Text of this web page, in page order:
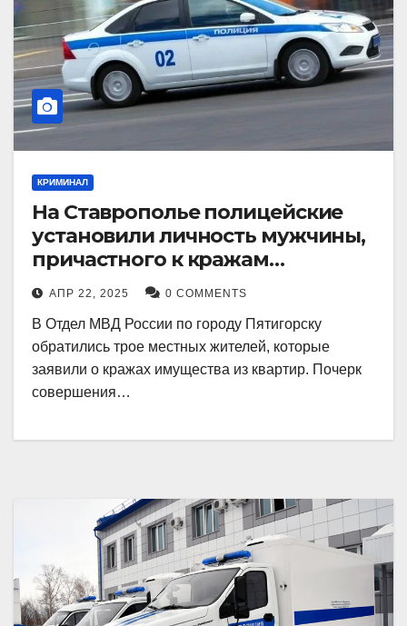
КРИМИНАЛ
На Ставрополье полицейские
установили личность мужчины,
причастного к кражам
имущества из квартир в
Пятигорске
АПР 22, 2025 0 COMMENTS
В Отдел МВД России по городу Пятигорску
обратились трое местных жителей, которые
заявили о кражах имущества из квартир. Почерк
совершения…